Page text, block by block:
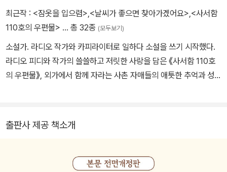
최근작 : <잠옷을 입으렴> <날씨가 좋으면 찾아가겠어요> <사서함
110호의 우편물> … 총 32종 (모두보기)
소설가. 라디오 작가와 카피라이터로 일하다 소설을 쓰기 시작했다.
라디오 피디와 작가의 쓸쓸하고 저릿한 사랑을 담은 《사서함 110호
의 우편물》, 외가에서 함께 자라는 사촌 자매들의 애틋한 추억과 성장
까요》를 썼다. 작가 특유의 따뜻한 시선과 깊고 서정적인 문체로, 많
평을 듣고 있다. 엘리너 파전의 동화집 《작은 책방》을 우리말로 옮겼
출판사 제공 책소개